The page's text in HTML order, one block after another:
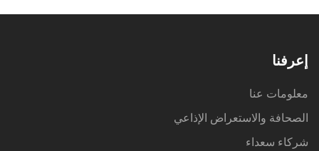
إعرفنا
معلومات عنا
الصحافة والاستعراض الإذاعي
شركاء سعداء